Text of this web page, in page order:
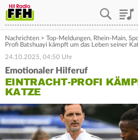
Nachrichten > Top-Meldungen, Rhein-Main,
Profi Batshuayi kämpft um das Leben seiner
24.10.2025, 04:50 Uhr
Emotionaler Hilferuf
EINTRACHT-PROFI
KATZE